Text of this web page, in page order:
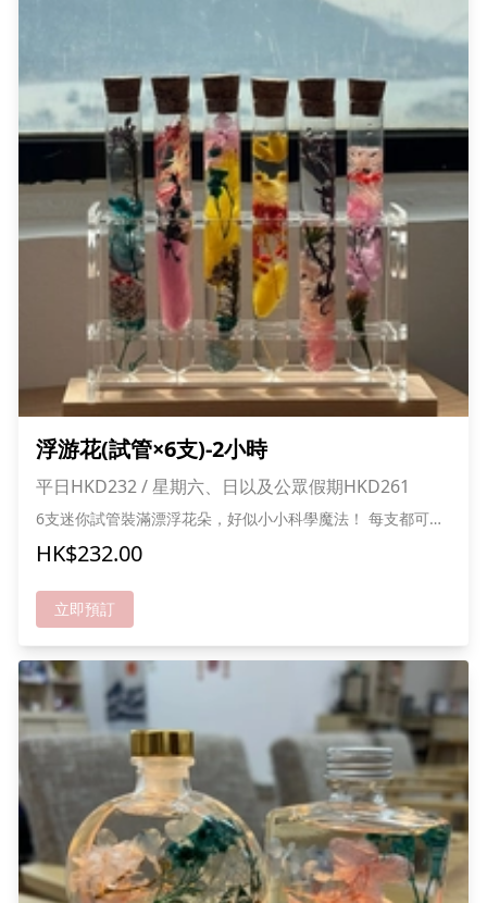
浮游花(試管×6支)-2小時
平日HKD232 / 星期六、日以及公眾假期HKD261
6支迷你試管裝滿漂浮花朵，好似小小科學魔法！ 每支都可選
不同花色，變身彩虹花園 排排站好超可愛，擺設又靚又特別
自己設計、自己擺放，創意滿分！ 快黎做你專屬的花花實驗室
HK$232.00
立即預訂